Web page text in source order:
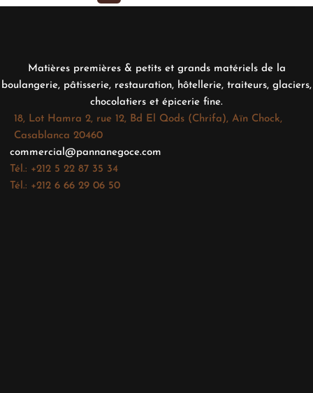
Matières premières & petits et grands matériels de la
boulangerie, pâtisserie, restauration, hôtellerie, traiteurs, glaciers,
chocolatiers et épicerie fine.
18, Lot Hamra 2, rue 12, Bd El Qods (Chrifa), Aïn Chock,
Casablanca 20460
commercial@pannanegoce.com
Tél.: +212 5 22 87 35 34
Tél.: +212 6 66 29 06 50